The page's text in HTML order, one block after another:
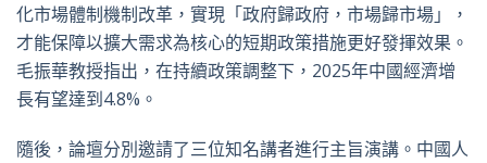
化市場體制機制改革，實現「政府歸政府，市場歸市場」，
才能保障以擴大需求為核心的短期政策措施更好發揮效果。
毛振華教授指出，在持續政策調整下，2025年中國經濟增
長有望達到4.8%。
隨後，論壇分別邀請了三位知名講者進行主旨演講。中國人